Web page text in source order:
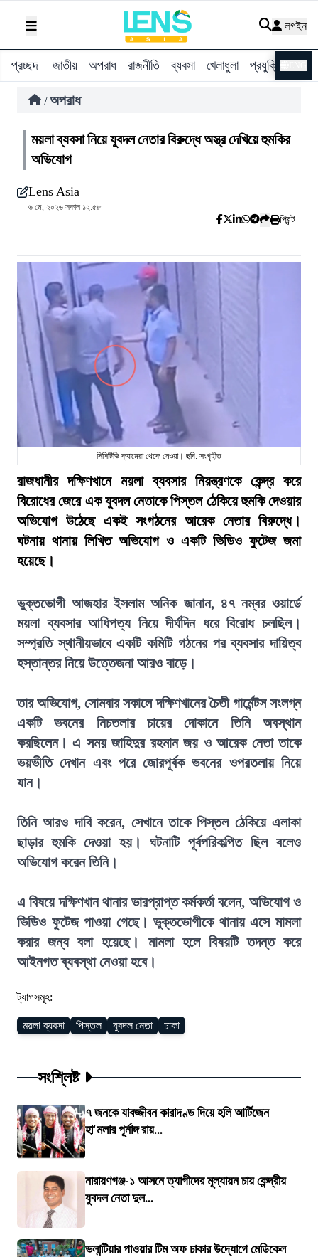
লগইন
প্রচ্ছদ জাতীয় অপরাধ রাজনীতি ব্যবসা খেলাধুলা প্রযুক্তি
/ অপরাধ
ময়লা ব্যবসা নিয়ে যুবদল নেতার বিরুদ্ধে অস্ত্র দেখিয়ে হুমকির
অভিযোগ
Lens Asia
৬ মে, ২০২৬ সকাল ১২:৫৮
প্রিন্ট
সিসিটিভি ক্যামেরা থেকে নেওয়া। ছবি: সংগৃহীত
রাজধানীর দক্ষিণখানে ময়লা ব্যবসার নিয়ন্ত্রণকে কেন্দ্র করে
বিরোধের জেরে এক যুবদল নেতাকে পিস্তল ঠেকিয়ে হুমকি দেওয়ার
অভিযোগ উঠেছে একই সংগঠনের আরেক নেতার বিরুদ্ধে।
ঘটনায় থানায় লিখিত অভিযোগ ও একটি ভিডিও ফুটেজ জমা
হয়েছে।
ভুক্তভোগী আজহার ইসলাম অনিক জানান, ৪৭ নম্বর ওয়ার্ডে
ময়লা ব্যবসার আধিপত্য নিয়ে দীর্ঘদিন ধরে বিরোধ চলছিল।
সম্প্রতি স্থানীয়ভাবে একটি কমিটি গঠনের পর ব্যবসার দায়িত্ব
হস্তান্তর নিয়ে উত্তেজনা আরও বাড়ে।
তার অভিযোগ, সোমবার সকালে দক্ষিণখানের চৈতী গার্মেন্টস সংলগ্ন
একটি ভবনের নিচতলার চায়ের দোকানে তিনি অবস্থান
করছিলেন। এ সময় জাহিদুর রহমান জয় ও আরেক নেতা তাকে
ভয়ভীতি দেখান এবং পরে জোরপূর্বক ভবনের ওপরতলায় নিয়ে
যান।
তিনি আরও দাবি করেন, সেখানে তাকে পিস্তল ঠেকিয়ে এলাকা
ছাড়ার হুমকি দেওয়া হয়। ঘটনাটি পূর্বপরিকল্পিত ছিল বলেও
অভিযোগ করেন তিনি।
এ বিষয়ে দক্ষিণখান থানার ভারপ্রাপ্ত কর্মকর্তা বলেন, অভিযোগ ও
ভিডিও ফুটেজ পাওয়া গেছে। ভুক্তভোগীকে থানায় এসে মামলা
করার জন্য বলা হয়েছে। মামলা হলে বিষয়টি তদন্ত করে
আইনগত ব্যবস্থা নেওয়া হবে।
ট্যাগসমূহ:
ময়লা ব্যবসা পিস্তল যুবদল নেতা ঢাকা
সংশ্লিষ্ট
৭ জনকে যাবজ্জীবন কারাদণ্ড দিয়ে হলি আর্টিজেন
হা'মলার পূর্নাঙ্গ রায়...
নারায়ণগঞ্জ-১ আসনে ত্যাগীদের মূল্যায়ন চায় কেন্দ্রীয়
যুবদল নেতা দুল...
ভলান্টিয়ার পাওয়ার টিম অফ ঢাকার উদ্যোগে মেডিকেল